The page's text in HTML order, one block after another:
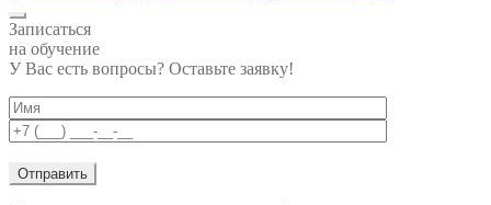
Записаться
на обучение
У Вас есть вопросы? Оставьте заявку!